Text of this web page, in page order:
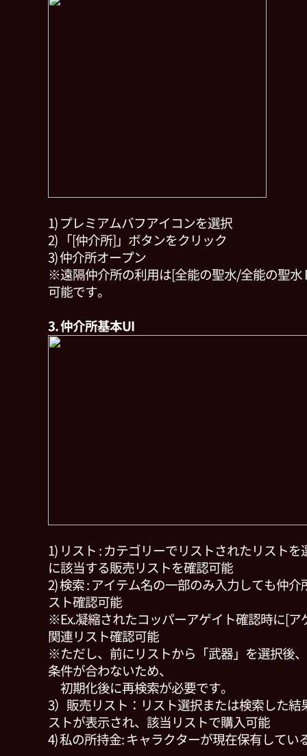
1) プレミアムバフアイコンを選択
2) 「[仲介所]」ボタンをクリック
3) 仲介所オープン
※遠隔仲介所の利用は[全能の聖水/全能の聖水
可能です。
3. 仲介所基本UI
1) リスト : カテゴリーでリストされたリスト
に該当する販売リストを確認可能
2) 検索 : アイテム名の一部のみ入力しても仲
スト確認可能
※Ex.凝縮されたコッパーアゲイト確認時に[ア
関連リスト確認可能
※ただし、前にリストから「武器」を選択後
条件が合わないため、
初期化後に再検索が必要です。
3）販売リスト：リスト選択または検索した結
ストが表示され、該当リストで購入可能
4) 私の所持金: キャラクターが現在保有してい